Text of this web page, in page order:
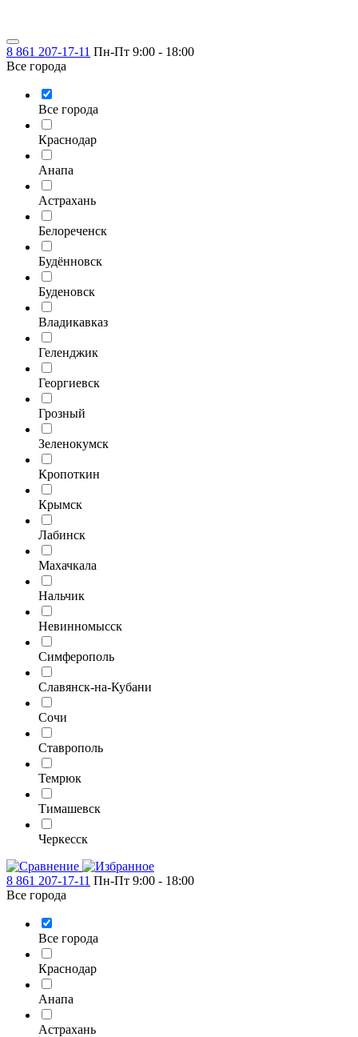
8 861 207-17-11 Пн-Пт 9:00 - 18:00
Все города
Все города
Краснодар
Анапа
Астрахань
Белореченск
Будённовск
Буденовск
Владикавказ
Геленджик
Георгиевск
Грозный
Зеленокумск
Кропоткин
Крымск
Лабинск
Махачкала
Нальчик
Невинномысск
Симферополь
Славянск-на-Кубани
Сочи
Ставрополь
Темрюк
Тимашевск
Черкесск
8 861 207-17-11 Пн-Пт 9:00 - 18:00
Все города
Все города
Краснодар
Анапа
Астрахань